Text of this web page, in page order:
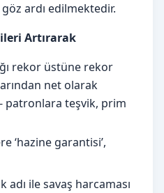
ardı edilmektedir.
Artırarak
rekor üstüne rekor
net olarak
patronlara teşvik, prim
‘hazine garantisi’,
adı ile savaş harcaması